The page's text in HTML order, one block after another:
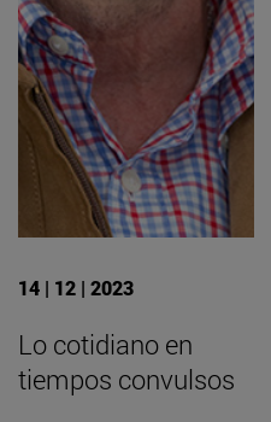
14 | 12 | 2023
Lo cotidiano en
tiempos convulsos